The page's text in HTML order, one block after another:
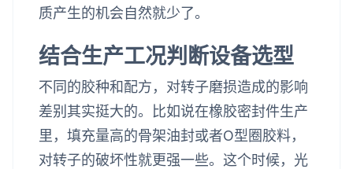
质产生的机会自然就少了。
结合生产工况判断设备选型
不同的胶种和配方，对转子磨损造成的影响
差别其实挺大的。比如说在橡胶密封件生产
里，填充量高的骨架油封或者O型圈胶料，
对转子的破坏性就更强一些。这个时候，光